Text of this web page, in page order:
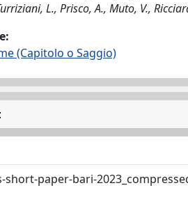
L., Prisco, A., Muto, V.,
(Capitolo o Saggio)
paper-bari-